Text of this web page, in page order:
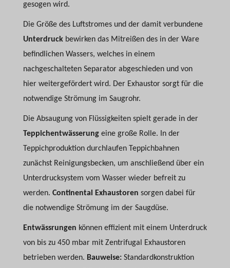
gesogen wird.
Die Größe des Luftstromes und der damit verbundene
Unterdruckbewirken das Mitreißen des in der Ware
befindlichen Wassers, welches in einem
nachgeschalteten Separator abgeschieden und von
hier weitergefördert wird. Der Exhaustor sorgt für die
notwendige Strömung im Saugrohr.
Die Absaugung von Flüssigkeiten spielt gerade in der
Teppichentwässerungeine große Rolle. In der
Teppichproduktion durchlaufen Teppichbahnen
zunächst Reinigungsbecken, um anschließend über ein
Unterdrucksystem vom Wasser wieder befreit zu
werden. Continental Exhaustoren sorgen dabei für
die notwendige Strömung im der Saugdüse.
Entwässrungen können effizient mit einem Unterdruck
von bis zu 450 mbar mit Zentrifugal Exhaustoren
betrieben werden. Bauweise:Standardkonstruktion